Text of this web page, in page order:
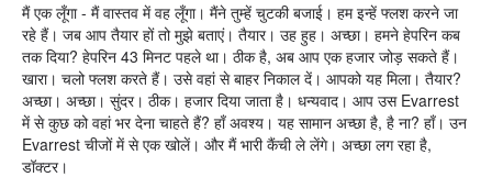
मैं एक लूँगा - मैं वास्तव में वह लूँगा। मैंने तुम्हें चुटकी बजाई। हम इन्हें फ्लश करने जा
रहे हैं। जब आप तैयार हों तो मुझे बताएं। तैयार। उह हुह। अच्छा। हमने हेपरिन कब
तक दिया? हेपरिन 43 मिनट पहले था। ठीक है, अब आप एक हजार जोड़ सकते हैं।
खारा। चलो फ्लश करते हैं। उसे वहां से बाहर निकाल दें। आपको यह मिला। तैयार?
अच्छा। अच्छा। सुंदर। ठीक। हजार दिया जाता है। धन्यवाद। आप उस Evarrest
में से कुछ को वहां भर देना चाहते हैं? हाँ अवश्य। यह सामान अच्छा है, है ना? हाँ। उन
Evarrest चीजों में से एक खोलें। और मैं भारी कैंची ले लेंगे। अच्छा लग रहा है,
डॉक्टर।